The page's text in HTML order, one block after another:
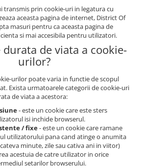
transmis prin cookie-uri in legatura cu
aceasta pagina de internet, District Of
masuri pentru ca aceasta pagina de
si mai accesibila pentru utilizatori.
durata de viata a cookie-
urilor?
urilor poate varia in functie de scopul
Exista urmatoarele categorii de cookie-uri
de viata a acestora:
- este un cookie care este sters
isi inchide browserul.
/ fixe- este un cookie care ramane
utilizatorului pana cand atinge o anumita
minute, zile sau cativa ani in viitor)
acestuia de catre utilizator in orice
setarilor browserului.